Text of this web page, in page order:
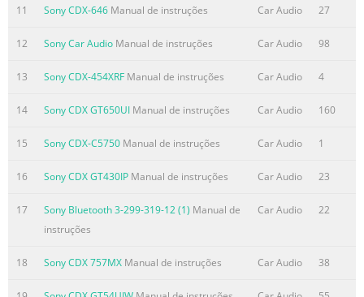
Resumo do conteúdo contido na página número
Windows Media and the Windows logo are trademarks or
registered trademarks of Microsoft Corporation in the
of Apple Inc., registered in the U.S. and other countries.
coding technology and patents licensed from Fraunhofer
intellectual property rights of Microsoft Corporation. Use
or distribution of such technology outside of
Resumo do conteúdo contido na página número
4
11 Sony CDX-646 Manual de instruções Car Audio 27
12 Sony Car Audio Manual de instruções Car Audio 98
13 Sony CDX-454XRF Manual de instruções Car Audio 4
14 Sony CDX GT650UI Manual de instruções Car Audio 160
15 Sony CDX-C5750 Manual de instruções Car Audio 1
16 Sony CDX GT430IP Manual de instruções Car Audio 23
17 Sony Bluetooth 3-299-319-12 (1) Manual de
instruções
Car Audio 22
18 Sony CDX 757MX Manual de instruções Car Audio 38